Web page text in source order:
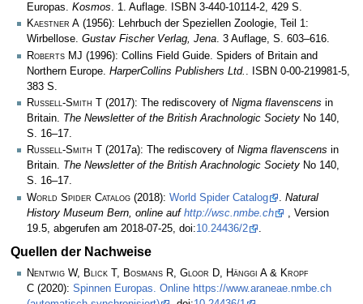
Europas. Kosmos. 1. Auflage. ISBN 3-440-10114-2, 429 S.
Kaestner A (1956): Lehrbuch der Speziellen Zoologie, Teil 1:
Wirbellose. Gustav Fischer Verlag, Jena. 3 Auflage, S. 603–616.
Roberts MJ (1996): Collins Field Guide. Spiders of Britain and
Northern Europe. HarperCollins Publishers Ltd.
. ISBN 0-00-219981-5,
383 S.
Russell-Smith T
(2017): The rediscovery of Nigma flavenscens in
Britain. The Newsletter of the British Arachnologic Society No 140,
S. 16–17.
Russell-Smith T
(2017a): The rediscovery of Nigma flavenscens in
Britain. The Newsletter of the British Arachnologic Society No 140,
S. 16–17.
World Spider Catalog (2018): World Spider Catalog
Natural
History Museum Bern, online auf http://wsc.nmbe.ch
, Version
19.5, abgerufen am 2018-07-25, doi:10.24436/2
Quellen der Nachweise
Nentwig W, Blick T, Bosmans R, Gloor D, Hänggi A & Kropf
C (2020): Spinnen Europas. Online https://www.araneae.nmbe.ch